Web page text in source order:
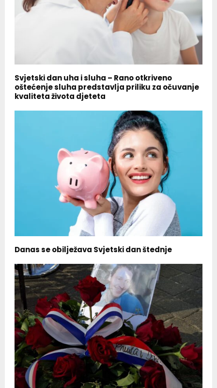
Svjetski dan uha i sluha – Rano otkriveno
oštećenje sluha predstavlja priliku za očuvanje
kvaliteta života djeteta
Danas se obilježava Svjetski dan štednje